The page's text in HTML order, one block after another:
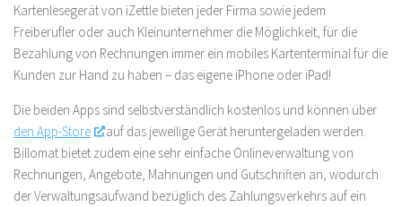
Kartenlesegerät von iZettle bieten jeder Firma sowie jedem
Freiberufler oder auch Kleinunternehmer die Möglichkeit, für die
Bezahlung von Rechnungen immer ein mobiles Kartenterminal für die
Kunden zur Hand zu haben – das eigene iPhone oder iPad!
Die beiden Apps sind selbstverständlich kostenlos und können über
den App-Store
auf das jeweilige Gerät heruntergeladen werden.
Billomat bietet zudem eine sehr einfache Onlineverwaltung von
Rechnungen, Angebote, Mahnungen und Gutschriften an, wodurch
der Verwaltungsaufwand bezüglich des Zahlungsverkehrs auf ein